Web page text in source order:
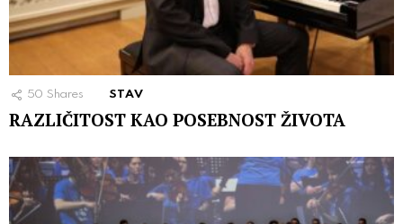
50 Shares STAV
RAZLIČITOST KAO POSEBNOST ŽIVOTA